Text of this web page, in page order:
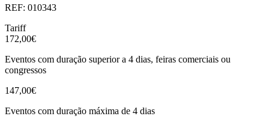
REF: 010343
Tariff
172,00€
Eventos com duração superior a 4 dias, feiras comerciais ou
congressos
147,00€
Eventos com duração máxima de 4 dias